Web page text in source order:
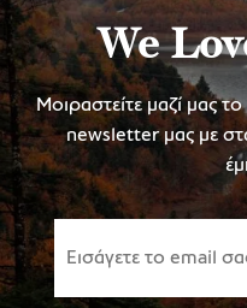
We
Μοιραστείτε μαζί μας
newsletter μας με